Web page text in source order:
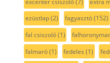
excenter csiszoló(7) extra
ezüstlap(2) fagyasztó(152)
fal csiszoló(1)
falmaró(1) fedeles (1)